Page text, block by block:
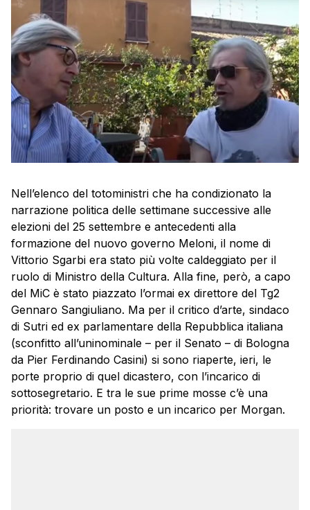
Nell’elenco del totoministri che ha condizionato la
narrazione politica delle settimane successive alle
elezioni del 25 settembre e antecedenti alla
formazione del nuovo governo Meloni, il nome di
Vittorio Sgarbi era stato più volte caldeggiato per il
ruolo di Ministro della Cultura. Alla fine, però, a capo
del MiC è stato piazzato l’ormai ex direttore del Tg2
Gennaro Sangiuliano. Ma per il critico d’arte, sindaco
di Sutri ed ex parlamentare della Repubblica italiana
(sconfitto all’uninominale – per il Senato – di Bologna
da Pier Ferdinando Casini) si sono riaperte, ieri, le
porte proprio di quel dicastero, con l’incarico di
sottosegretario. E tra le sue prime mosse c’è una
priorità: trovare un posto e un incarico per Morgan.